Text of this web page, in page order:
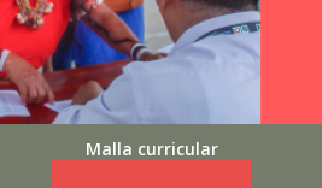
Malla curricular